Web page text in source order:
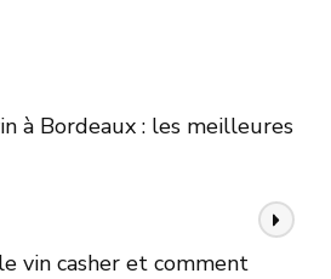
à Bordeaux : les meilleures
vin casher et comment